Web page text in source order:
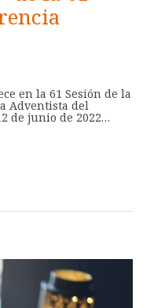
en la 61 Sesión de la
Adventista del
de junio de 2022…